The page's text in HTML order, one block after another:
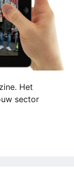
Het
sector